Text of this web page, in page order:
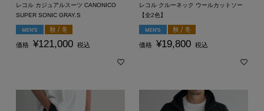
レコル カジュアルスーツ CANONICO
SUPER SONIC GRAY.S
価格 ¥121,000 税込
レコル クルーネック ウールカットソー
【全2色】
価格 ¥19,800 税込